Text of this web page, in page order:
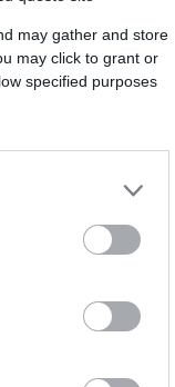
may gather and store
may click to grant or
specified purposes
ESTERI
Meloni